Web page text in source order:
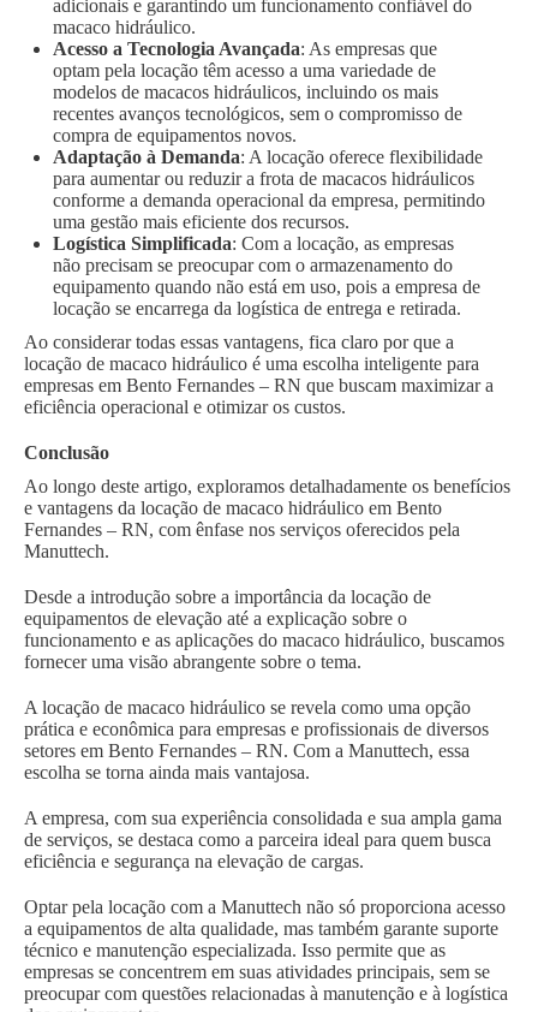
adicionais e garantindo um funcionamento confiável do
macaco hidráulico.
Acesso a Tecnologia Avançada: As empresas que
optam pela locação têm acesso a uma variedade de
modelos de macacos hidráulicos, incluindo os mais
recentes avanços tecnológicos, sem o compromisso de
compra de equipamentos novos.
Adaptação à Demanda: A locação oferece flexibilidade
para aumentar ou reduzir a frota de macacos hidráulicos
conforme a demanda operacional da empresa, permitindo
uma gestão mais eficiente dos recursos.
Logística Simplificada: Com a locação, as empresas
não precisam se preocupar com o armazenamento do
equipamento quando não está em uso, pois a empresa de
locação se encarrega da logística de entrega e retirada.
Ao considerar todas essas vantagens, fica claro por que a
locação de macaco hidráulico é uma escolha inteligente para
empresas em Bento Fernandes – RN que buscam maximizar a
eficiência operacional e otimizar os custos.
Conclusão
Ao longo deste artigo, exploramos detalhadamente os benefícios
e vantagens da locação de macaco hidráulico em Bento
Fernandes – RN, com ênfase nos serviços oferecidos pela
Manuttech.
Desde a introdução sobre a importância da locação de
equipamentos de elevação até a explicação sobre o
funcionamento e as aplicações do macaco hidráulico, buscamos
fornecer uma visão abrangente sobre o tema.
A locação de macaco hidráulico se revela como uma opção
prática e econômica para empresas e profissionais de diversos
setores em Bento Fernandes – RN. Com a Manuttech, essa
escolha se torna ainda mais vantajosa.
A empresa, com sua experiência consolidada e sua ampla gama
de serviços, se destaca como a parceira ideal para quem busca
eficiência e segurança na elevação de cargas.
Optar pela locação com a Manuttech não só proporciona acesso
a equipamentos de alta qualidade, mas também garante suporte
técnico e manutenção especializada. Isso permite que as
empresas se concentrem em suas atividades principais, sem se
preocupar com questões relacionadas à manutenção e à logística